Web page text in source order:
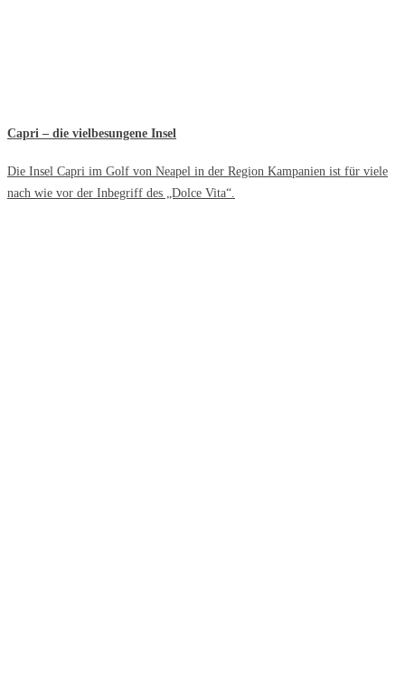
Capri – die vielbesungene Insel
Die Insel Capri im Golf von Neapel in der Region Kampanien ist für viele
nach wie vor der Inbegriff des „Dolce Vita“.